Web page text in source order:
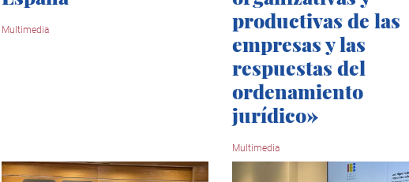
Multimedia
productivas de las
empresas y las
respuestas del
ordenamiento
jurídico»
Multimedia